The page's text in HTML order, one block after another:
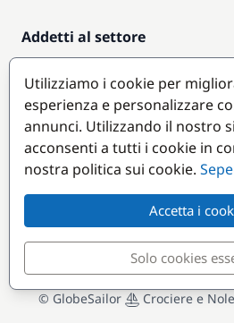
Addetti al settore
Accesso armatori
Diventare partner
Destinazioni popolari
© GlobeSailor Crociere e
Utilizziamo i cookie per
esperienza e personalizzare
annunci. Utilizzando il nostro
acconsenti a tutti i cookie in
nostra politica sui cookie.
Accetta i
Solo cookies